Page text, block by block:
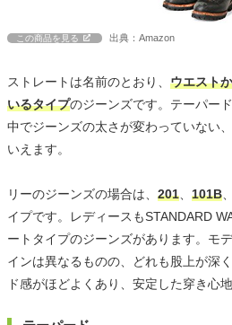
この商品を見る 出典：Amazon
ストレートは名前のとおり、 ウエスト
いるタイプのジーンズです。テーパー
中でジーンズの太さが変わっていない
いえます。
リーのジーンズの場合は、 201、 101B、
イプです。レディースもSTANDARD
ートタイプのジーンズがあります。モ
インは異なるものの、どれも股上が深
ド感がほどよくあり、安定した穿き心地